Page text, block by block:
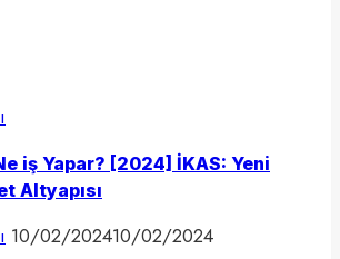
iş Yapar? [2024] İKAS: Yeni
Altyapısı
10/02/202410/02/2024